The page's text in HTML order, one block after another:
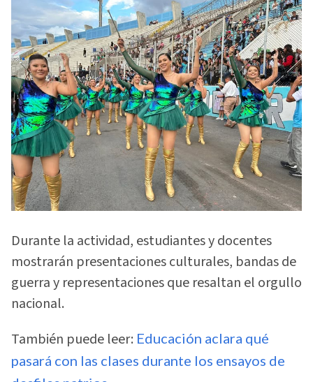
Durante la actividad, estudiantes y docentes
mostrarán presentaciones culturales, bandas de
guerra y representaciones que resaltan el orgullo
nacional.
También puede leer: Educación aclara qué
pasará con las clases durante los ensayos de